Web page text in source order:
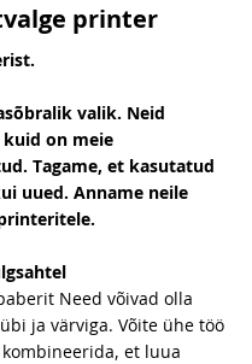
printer
valik. Neid
on meie
Tagame, et kasutatud
uued. Anname neile
Need võivad olla
ja värviga. Võite ühe töö
et luua